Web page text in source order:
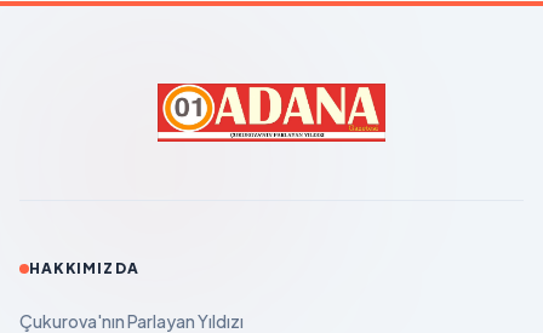
HAKKIMIZDA
Çukurova'nın Parlayan Yıldızı